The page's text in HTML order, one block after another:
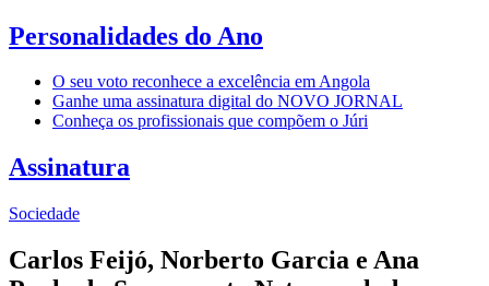
Personalidades do Ano
O seu voto reconhece a excelência em Angola
Ganhe uma assinatura digital do NOVO JORNAL
Conheça os profissionais que compõem o Júri
Assinatura
Sociedade
Carlos Feijó, Norberto Garcia e Ana